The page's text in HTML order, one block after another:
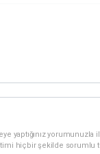
yaptığınız
hiçbir şekilde sorumlu